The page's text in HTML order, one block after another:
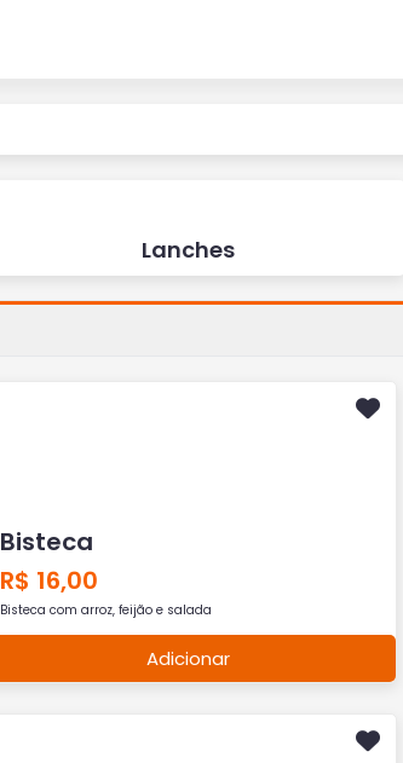
Lanches
Bisteca
R$ 16,00
Bisteca com arroz, feijão e salada
Adicionar